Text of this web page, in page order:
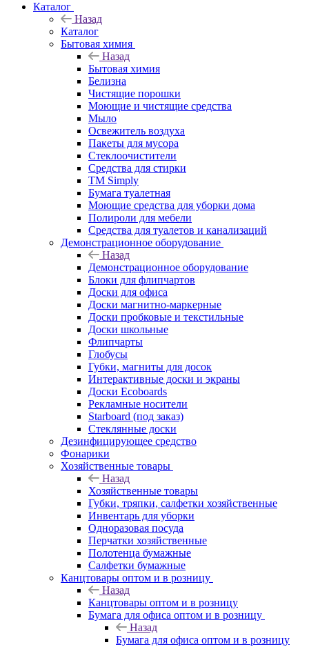
Каталог
Назад
Каталог
Бытовая химия
Назад
Бытовая химия
Белизна
Чистящие порошки
Моющие и чистящие средства
Мыло
Освежитель воздуха
Пакеты для мусора
Стеклоочистители
Средства для стирки
TM Simply
Бумага туалетная
Моющие средства для уборки дома
Полироли для мебели
Средства для туалетов и канализаций
Демонстрационное оборудование
Назад
Демонстрационное оборудование
Блоки для флипчартов
Доски для офиса
Доски магнитно-маркерные
Доски пробковые и текстильные
Доски школьные
Флипчарты
Глобусы
Губки, магниты для досок
Интерактивные доски и экраны
Доски Ecoboards
Рекламные носители
Starboard (под заказ)
Стеклянные доски
Дезинфицирующее средство
Фонарики
Хозяйственные товары
Назад
Хозяйственные товары
Губки, тряпки, салфетки хозяйственные
Инвентарь для уборки
Одноразовая посуда
Перчатки хозяйственные
Полотенца бумажные
Салфетки бумажные
Канцтовары оптом и в розницу
Назад
Канцтовары оптом и в розницу
Бумага для офиса оптом и в розницу
Назад
Бумага для офиса оптом и в розницу